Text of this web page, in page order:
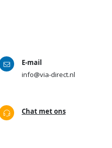
E-mail
info@via-direct.nl
Chat met ons